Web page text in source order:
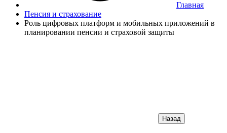
Главная
Пенсия и страхование
Роль цифровых платформ и мобильных приложений в
планировании пенсии и страховой защиты
Назад